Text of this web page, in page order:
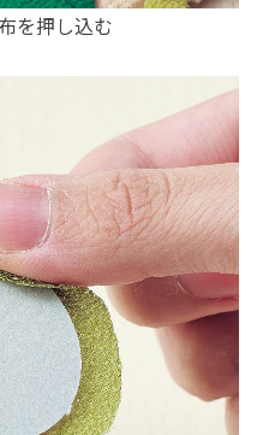
を押し込む